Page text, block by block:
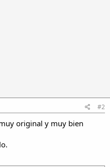
#2
original y muy bien